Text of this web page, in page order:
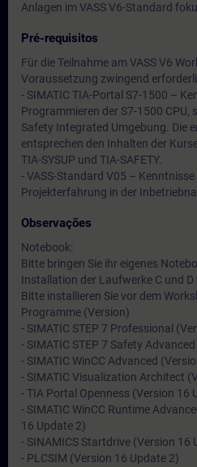
Anlagen im VASS V6-Standard
Pré-requisitos
Für die Teilnahme am VASS V6
Voraussetzung zwingend
- SIMATIC TIA-Portal S7-1500 –
Programmieren der S7-1500 CPU,
Safety Integrated Umgebung. Die
entsprechen den Inhalten der
TIA-SYSUP und TIA-SAFETY.
- VASS-Standard V05 –
Projekterfahrung in der
Observações
Notebook:
Bitte bringen Sie ihr eigenes
Installation der Laufwerke C und
Bitte installieren Sie vor dem
Programme (Version)
- SIMATIC STEP 7 Professional
- SIMATIC STEP 7 Safety
- SIMATIC WinCC Advanced
- SIMATIC Visualization Architect
- TIA Portal Openness (Version 16
- SIMATIC WinCC Runtime
16 Update 2)
- SINAMICS Startdrive (Version 16
- PLCSIM (Version 16 Update 2)